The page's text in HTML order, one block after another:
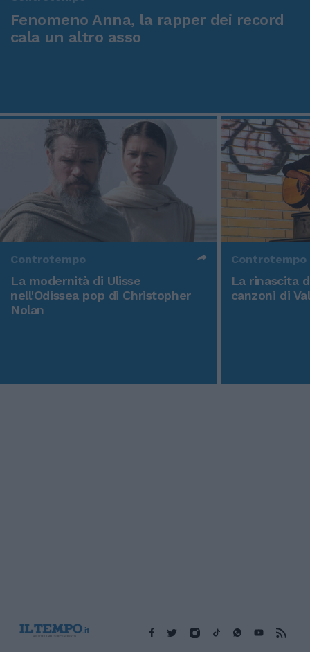
Fenomeno Anna, la rapper dei record
cala un altro asso
Controtempo
La modernità di Ulisse
nell'Odissea pop di Christopher
Nolan
Controtempo
La rinascita
canzoni di